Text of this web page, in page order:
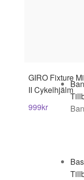
GIRO Fixture
II Cykelhjälm
999kr